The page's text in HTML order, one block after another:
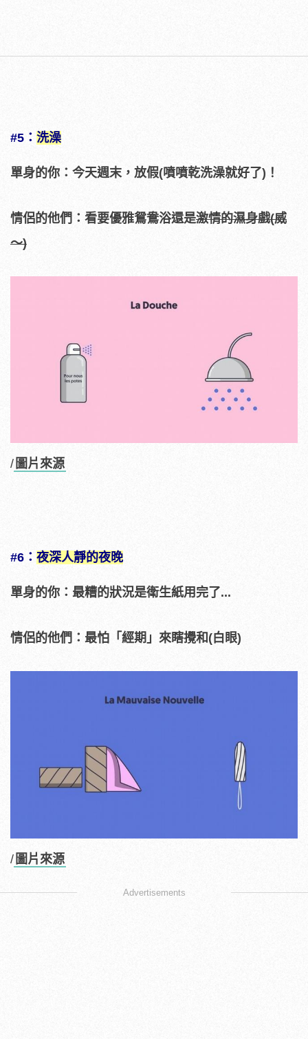
#5： 洗澡
單身的你：今天週末，放假(噴噴乾洗澡就好了)！
情侶的他們：看要優雅鴛鴦浴還是激情的濕身戲(威
～)
/ 圖片來源
#6： 夜深人靜的夜晚
單身的你：最糟的狀況是衛生紙用完了...
情侶的他們：最怕「經期」來瞎攪和(白眼)
/ 圖片來源
Advertisements